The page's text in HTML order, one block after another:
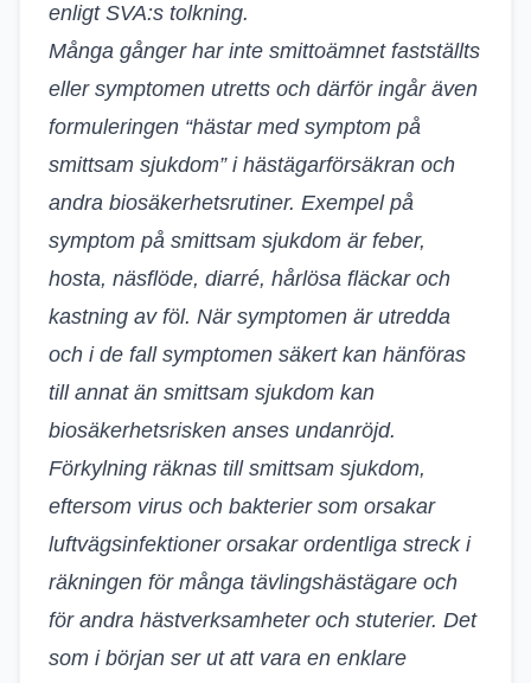
enligt SVA:s tolkning.
Många gånger har inte smittoämnet fastställts
eller symptomen utretts och därför ingår även
formuleringen “hästar med symptom på
smittsam sjukdom” i hästägarförsäkran och
andra biosäkerhetsrutiner. Exempel på
symptom på smittsam sjukdom är feber,
hosta, näsflöde, diarré, hårlösa fläckar och
kastning av föl. När symptomen är utredda
och i de fall symptomen säkert kan hänföras
till annat än smittsam sjukdom kan
biosäkerhetsrisken anses undanröjd.
Förkylning räknas till smittsam sjukdom,
eftersom virus och bakterier som orsakar
luftvägsinfektioner orsakar ordentliga streck i
räkningen för många tävlingshästägare och
för andra hästverksamheter och stuterier. Det
som i början ser ut att vara en enklare